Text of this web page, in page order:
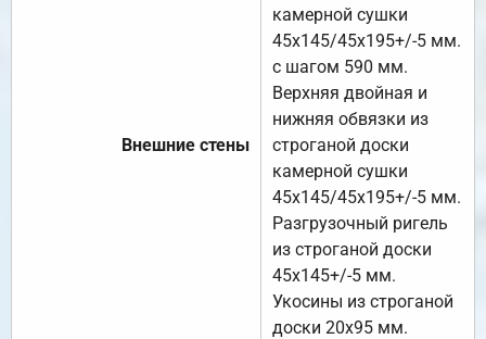
Внешние стены
камерной сушки
45х145/45х195+/-5 мм.
с шагом 590 мм.
Верхняя двойная и
нижняя обвязки из
строганой доски
камерной сушки
45х145/45х195+/-5 мм.
Разгрузочный ригель
из строганой доски
45х145+/-5 мм.
Укосины из строганой
доски 20х95 мм.